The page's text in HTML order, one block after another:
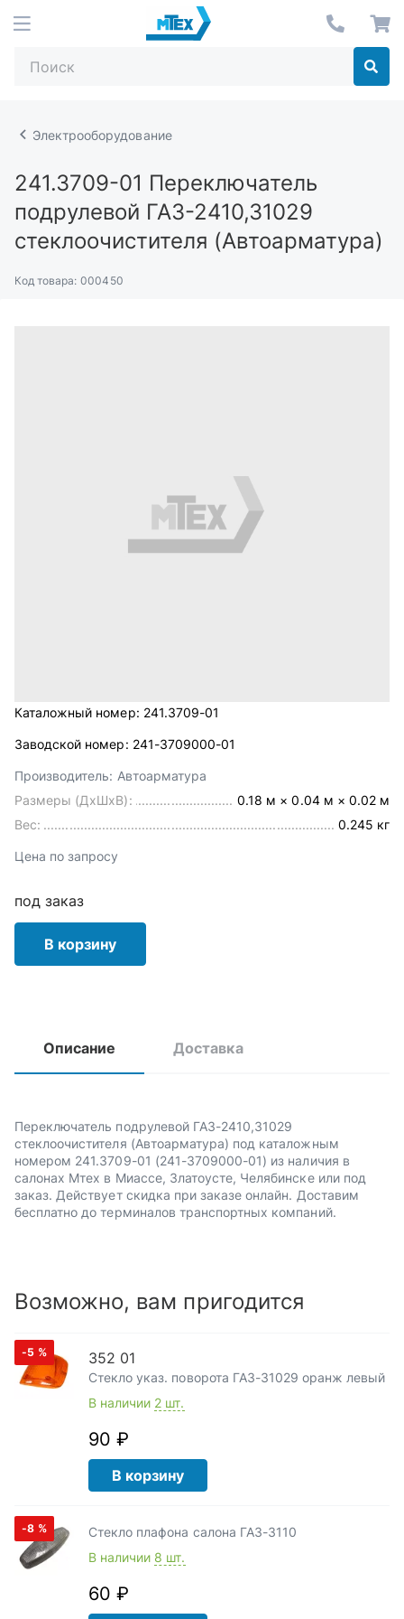
Электрооборудование
241.3709-01 Переключатель
подрулевой ГАЗ-2410,31029
стеклоочистителя (Автоарматура)
Код товара: 000450
Каталожный номер: 241.3709-01
Заводской номер: 241-3709000-01
Производитель: Автоарматура
Размеры (ДхШхВ):
0.18 м × 0.04 м × 0.02 м
Вес:
0.245 кг
Цена по запросу
под заказ
В корзину
Описание Доставка
Переключатель подрулевой ГАЗ-2410,31029
стеклоочистителя (Автоарматура) под каталожным
номером 241.3709-01 (241-3709000-01) из наличия в
салонах Мтех в Миассе, Златоусте, Челябинске или под
заказ. Действует скидка при заказе онлайн. Доставим
бесплатно до терминалов транспортных компаний.
Возможно, вам пригодится
-5 % 352 01
Стекло указ. поворота ГАЗ-31029 оранж левый
В наличии 2 шт.
90 ₽
В корзину
-8 %
Стекло плафона салона ГАЗ-3110
В наличии 8 шт.
60 ₽